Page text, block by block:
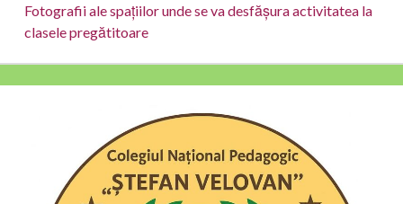
articole
Precedent
Fotografii ale spațiilor unde se va desfășura activitatea la
clasele pregătitoare
laterală
principală